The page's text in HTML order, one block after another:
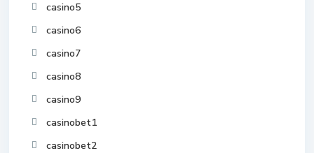
casino5
casino6
casino7
casino8
casino9
casinobet1
casinobet2